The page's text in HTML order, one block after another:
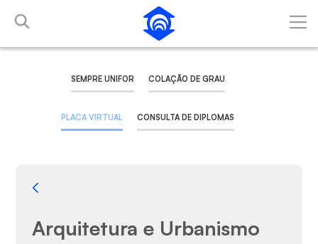
Pular para o Conteúdo principal
SEMPRE UNIFOR COLAÇÃO DE GRAU
PLACA VIRTUAL CONSULTA DE DIPLOMAS
Voltar
Arquitetura e Urbanismo